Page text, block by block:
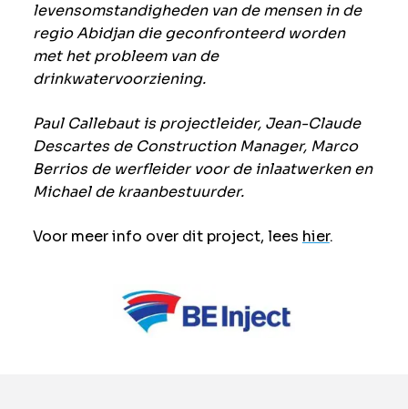
levensomstandigheden van de mensen in de
regio Abidjan die geconfronteerd worden
met het probleem van de
drinkwatervoorziening.
Paul Callebaut is projectleider, Jean-Claude
Descartes de Construction Manager, Marco
Berrios de werfleider voor de inlaatwerken en
Michael de kraanbestuurder.
Voor meer info over dit project, lees hier.